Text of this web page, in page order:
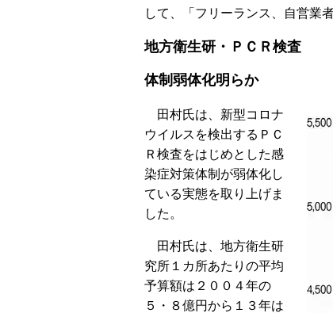
して、「フリーランス、自営業
地方衛生研・ＰＣＲ検査
体制弱体化明らか
田村氏は、新型コロナ
ウイルスを検出するＰＣ
Ｒ検査をはじめとした感
染症対策体制が弱体化し
ている実態を取り上げま
した。
田村氏は、地方衛生研
究所１カ所あたりの平均
予算額は２００４年の
５・８億円から１３年は